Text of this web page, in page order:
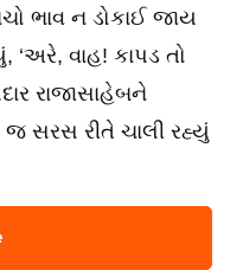
ભાવ ન ડોકાઈ જાય
‘અરે, વાહ! કાપડ તો
રાજાસાહેબને
સરસ રીતે ચાલી રહ્યું